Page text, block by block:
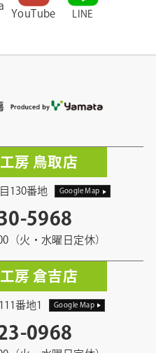
YouTube LINE
房 鳥取店
130番地 Google Map
5968
（火・水曜日定休）
房 倉吉店
番地1 Google Map
0968